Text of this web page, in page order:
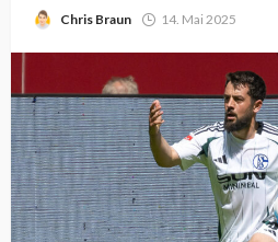
Chris Braun 14. Mai 2025